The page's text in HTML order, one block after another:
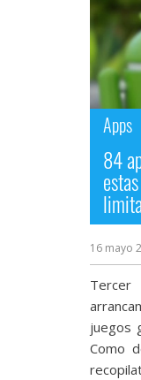
Apps
84
16 mayo
juegos
Como